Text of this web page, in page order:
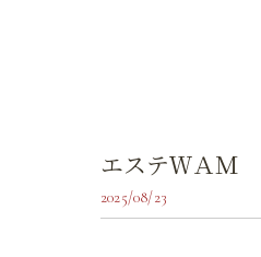
エステＷＡ
2025/08/23